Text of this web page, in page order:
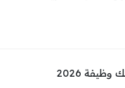
2026